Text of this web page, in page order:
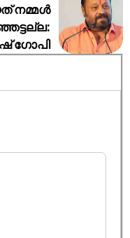
നമ്മൾ
​ഗോപി